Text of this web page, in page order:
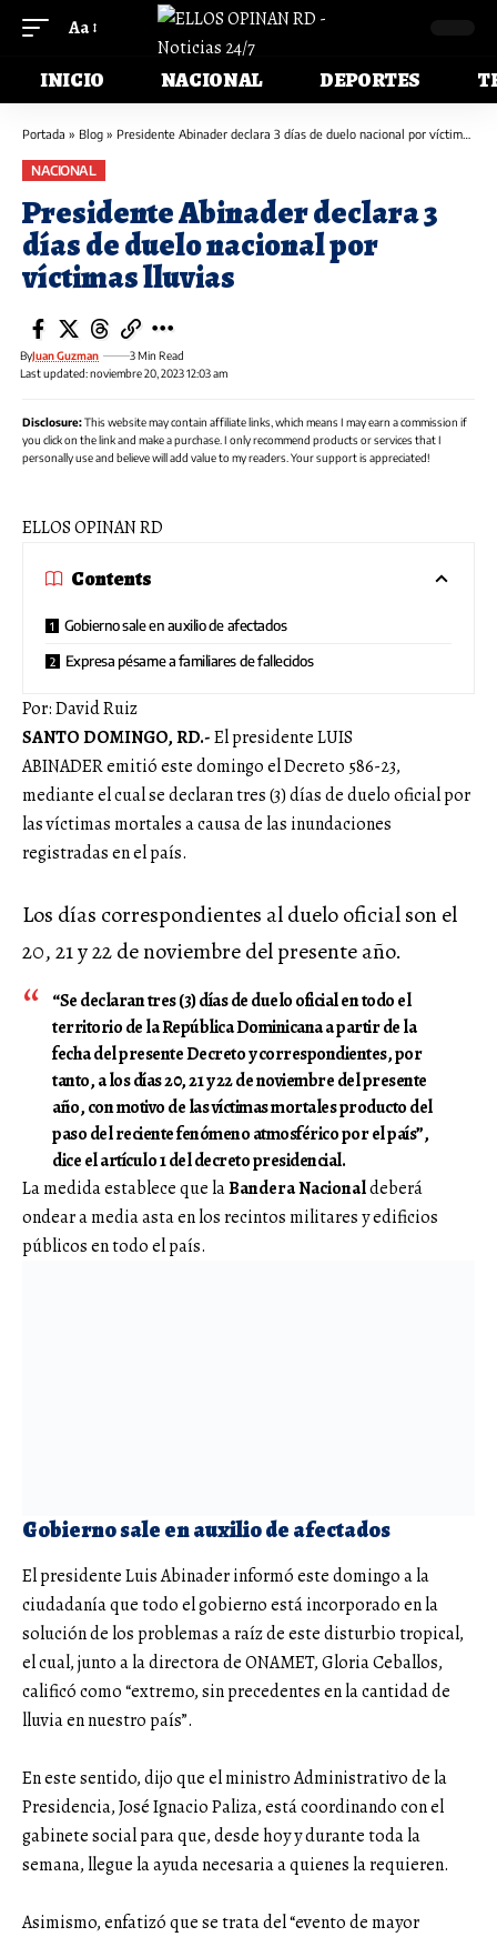
Aa
INICIO NACIONAL DEPORTES
Portada » Blog » Presidente Abinader declara 3 días de duelo nacional por víctimas lluvias
NACIONAL
Presidente Abinader declara 3
días de duelo nacional por
víctimas lluvias
Last updated: noviembre 20, 2023 12:03 am
ByJuan Guzman 3 Min Read
Disclosure:This website may contain affiliate links, which means I may earn a commission if
you click on the link and make a purchase. I only recommend products or services that I
personally use and believe will add value to my readers. Your support is appreciated!
ELLOS OPINAN RD
Contents
Gobierno sale en auxilio de afectados
Expresa pésame a familiares de fallecidos
Por: David Ruiz
SANTO DOMINGO, RD.-El presidente LUIS
ABINADER emitió este domingo el Decreto 586-23,
mediante el cual se declaran tres (3) días de duelo oficial por
las víctimas mortales a causa de las inundaciones
registradas en el país.
Los días correspondientes al duelo oficial son el
20, 21 y 22 de noviembre del presente año.
“Se declaran tres (3) días de duelo oficial en todo el
territorio de la República Dominicana a partir de la
fecha del presente Decreto y correspondientes, por
tanto, a los días 20, 21 y 22 de noviembre del presente
año, con motivo de las víctimas mortales producto del
paso del reciente fenómeno atmosférico por el país”,
dice el artículo 1 del decreto presidencial.
La medida establece que laBandera Nacionaldeberá
ondear a media asta en los recintos militares y edificios
públicos en todo el país.
Gobierno sale en auxilio de afectados
El presidente Luis Abinader informó este domingo a la
ciudadanía que todo el gobierno está incorporado en la
solución de los problemas a raíz de este disturbio tropical,
el cual, junto a la directora de ONAMET, Gloria Ceballos,
calificó como “extremo, sin precedentes en la cantidad de
lluvia en nuestro país”.
En este sentido, dijo que el ministro Administrativo de la
Presidencia, José Ignacio Paliza, está coordinando con el
gabinete social para que, desde hoy y durante toda la
semana, llegue la ayuda necesaria a quienes la requieren.
Asimismo, enfatizó que se trata del “evento de mayor